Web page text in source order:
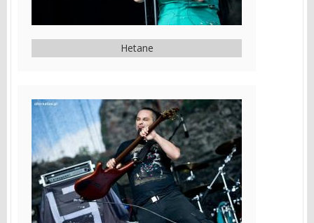
Hetane